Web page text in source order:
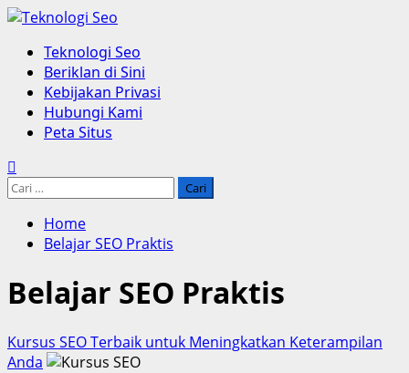
Skip
content
Primary
Menu
Teknologi Seo
Beriklan di Sini
Kebijakan Privasi
Hubungi Kami
Peta Situs
Cari
Home
Belajar SEO Praktis
Belajar SEO Praktis
Kursus SEO Terbaik untuk Meningkatkan Keterampilan
Anda